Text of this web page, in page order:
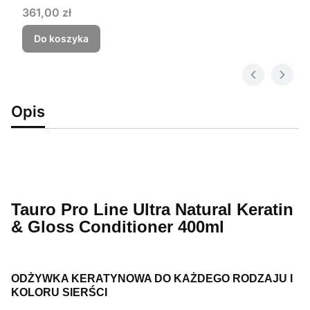
Cena
361,00 zł
Do koszyka
Opis
Tauro Pro Line Ultra Natural Keratin
& Gloss Conditioner 400ml
ODŻYWKA KERATYNOWA DO KAŻDEGO RODZAJU I
KOLORU SIERŚCI